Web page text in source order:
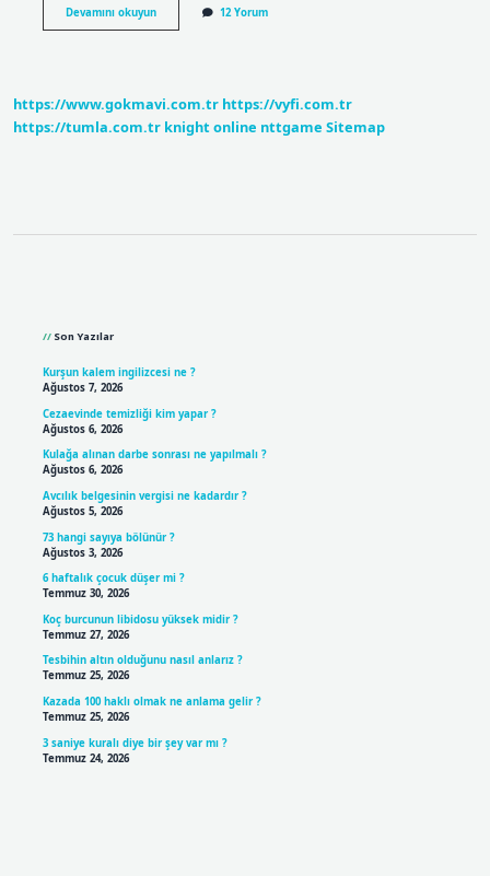
Devamını okuyunBüyük
Burun
12 Yorum
https://www.gokmavi.com.tr https://vyfi.com.tr
https://tumla.com.tr knight online nttgame Sitemap
Son Yazılar
Kurşun kalem ingilizcesi ne ?
Ağustos 7, 2026
Cezaevinde temizliği kim yapar ?
Ağustos 6, 2026
Kulağa alınan darbe sonrası ne yapılmalı ?
Ağustos 6, 2026
Avcılık belgesinin vergisi ne kadardır ?
Ağustos 5, 2026
73 hangi sayıya bölünür ?
Ağustos 3, 2026
6 haftalık çocuk düşer mi ?
Temmuz 30, 2026
Koç burcunun libidosu yüksek midir ?
Temmuz 27, 2026
Tesbihin altın olduğunu nasıl anlarız ?
Temmuz 25, 2026
Kazada 100 haklı olmak ne anlama gelir ?
Temmuz 25, 2026
3 saniye kuralı diye bir şey var mı ?
Temmuz 24, 2026